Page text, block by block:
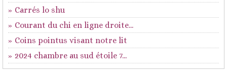
Carrés lo shu
Courant du chi en ligne droite...
Coins pointus visant notre lit
2024 chambre au sud étoile 7...